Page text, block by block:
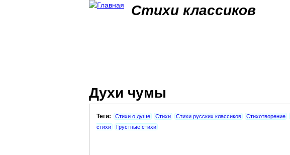
Стихи классиков
Духи чумы
Теги: Стихи о душе Стихи Стихи русских классиков Стихотворение
стихи
Грустные стихи